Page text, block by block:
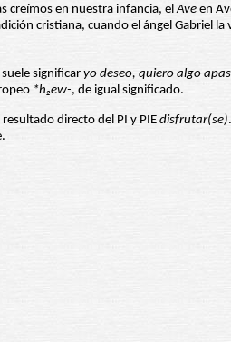
creímos en nuestra infancia, elAve en
cristiana, cuando el ángel Gabriel
significar yo deseo, quiero algo
*h₂ew-, de igual significado.
directo del PI y PIE disfrutar(se)